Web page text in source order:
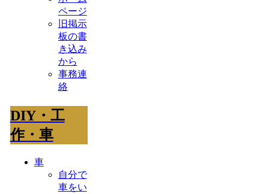
ページ
旧掲示
板の書
き込み
から
事務連
絡
DIY・工
作・車
車
自分で
車をい